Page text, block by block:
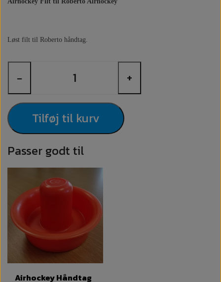
Løst filt til Roberto håndtag.
− +
Tilføj til kurv
Passer godt til
Airhockey Håndtag